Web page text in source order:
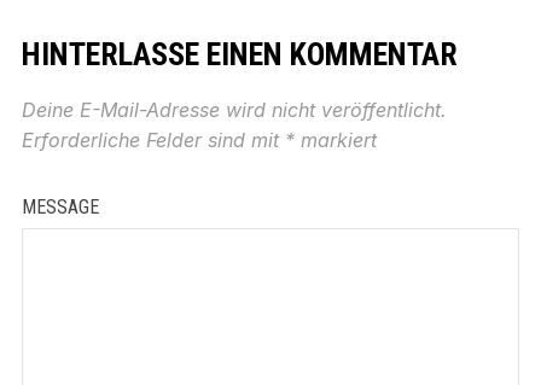
HINTERLASSE EINEN KOMMENTAR
Deine E-Mail-Adresse wird nicht veröffentlicht.
Erforderliche Felder sind mit *markiert
MESSAGE